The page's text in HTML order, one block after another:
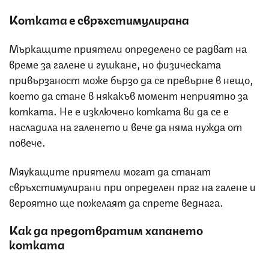
Котката е свръхстимулирана
Мъркащите приятели определено се радват на
време за галене и гушкане, но физическата
привързаност може бързо да се превърне в нещо,
което да стане в някакъв момент неприятно за
котката. Не е изключено котката ви да се е
насладила на галенето и вече да няма нужда от
повече.
Мяукащите приятели могат да станат
свръхстимулирани при определен праг на галене и
вероятно ще пожелаят да спрете веднага.
Как да предотвратим хапането
котката